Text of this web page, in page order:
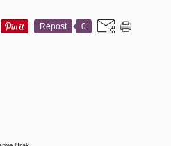
Repost 0